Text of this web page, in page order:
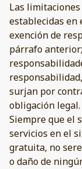
Las
establecidas en
exención de
párrafo
surjan por
obligación legal.
Siempre que el
servicios en el
gratuita, no
o daño de